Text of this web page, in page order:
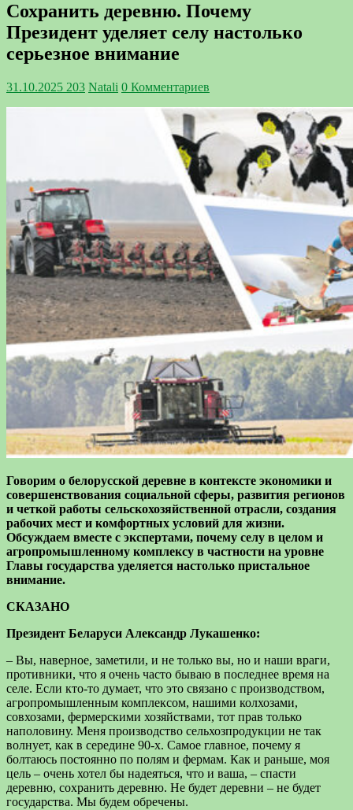
Сохранить деревню. Почему
Президент уделяет селу настолько
серьезное внимание
31.10.2025 203 Natali 0 Комментариев
Говорим о белорусской деревне в контексте экономики и
совершенствования социальной сферы, развития регионов
и четкой работы сельскохозяйственной отрасли, создания
рабочих мест и комфортных условий для жизни.
Обсуждаем вместе с экспертами, почему селу в целом и
агропромышленному комплексу в частности на уровне
Главы государства уделяется настолько пристальное
внимание.
СКАЗАНО
Президент Беларуси Александр ­Лукашенко:
– Вы, наверное, заметили, и не только вы, но и наши враги,
противники, что я очень часто бываю в последнее время на
селе. Если кто-то думает, что это связано с производством,
агропромышленным комплексом, нашими колхозами,
совхозами, фермерскими хозяйствами, тот прав только
наполовину. Меня производство сельхозпродукции не так
волнует, как в середине 90‑х. Самое главное, почему я
болтаюсь постоянно по полям и фермам. Как и раньше, моя
цель – очень хотел бы надеяться, что и ваша, – спасти
деревню, сохранить деревню. Не будет деревни – не будет
государства. Мы будем обречены.